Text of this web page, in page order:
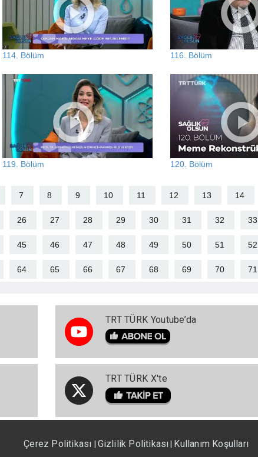
114. Bölüm 116. Bölüm
119. Bölüm 120. Bölüm
7 8 9 10 11 12 13 14
26 27 28 29 30 31 32 33
45 46 47 48 49 50 51 52
64 65 66 67 68 69 70 71
TRT TÜRK Youtube’da
TRT TÜRK X'te
Çerez Politikası Gizlilik Politikası Kullanım Koşulları